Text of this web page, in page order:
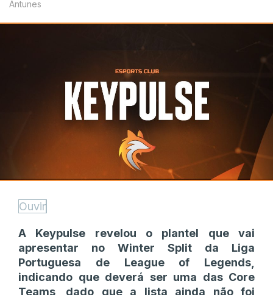
Antunes
Ouvir
A Keypulse revelou o plantel que vai
apresentar no Winter Split da Liga
Portuguesa de League of Legends,
indicando que deverá ser uma das Core
Teams, dado que a lista ainda não foi